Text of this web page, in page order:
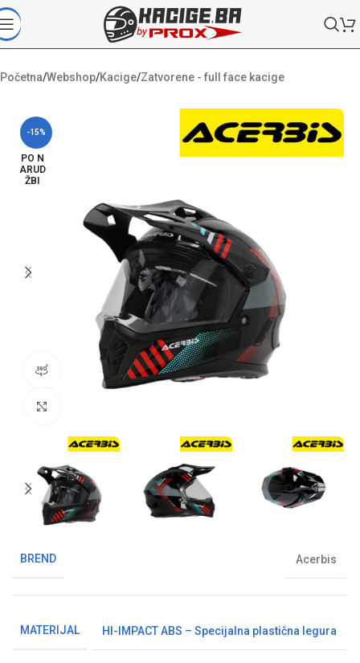
Početna/Webshop/Kacige/Zatvorene - full face kacige
-15%
PO N
ARUD
ŽBI
360° pregled proizvoda
BREND Acerbis
MATERIJAL HI-IMPACT ABS – Specijalna plastična legura